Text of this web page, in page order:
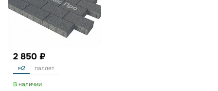
2 850 ₽
м2 паллет
В наличии